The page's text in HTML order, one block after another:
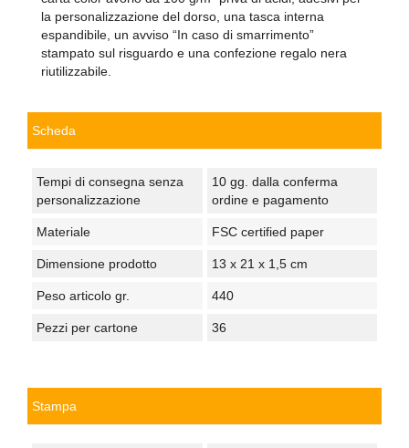
la personalizzazione del dorso, una tasca interna
espandibile, un avviso “In caso di smarrimento”
stampato sul risguardo e una confezione regalo nera
riutilizzabile.
Scheda
Tempi di consegna senza
personalizzazione
10 gg. dalla conferma
ordine e pagamento
Materiale FSC certified paper
Dimensione prodotto 13 x 21 x 1,5 cm
Peso articolo gr. 440
Pezzi per cartone 36
Stampa